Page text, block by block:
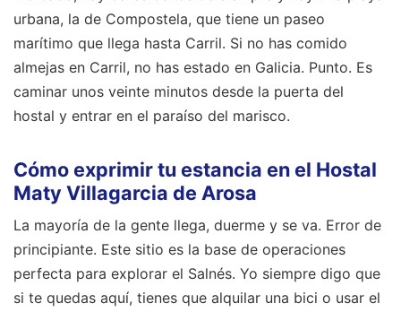
urbana, la de Compostela, que tiene un paseo
marítimo que llega hasta Carril. Si no has comido
almejas en Carril, no has estado en Galicia. Punto. Es
caminar unos veinte minutos desde la puerta del
hostal y entrar en el paraíso del marisco.
Cómo exprimir tu estancia en el Hostal
Maty Villagarcia de Arosa
La mayoría de la gente llega, duerme y se va. Error de
principiante. Este sitio es la base de operaciones
perfecta para explorar el Salnés. Yo siempre digo que
si te quedas aquí, tienes que alquilar una bici o usar el